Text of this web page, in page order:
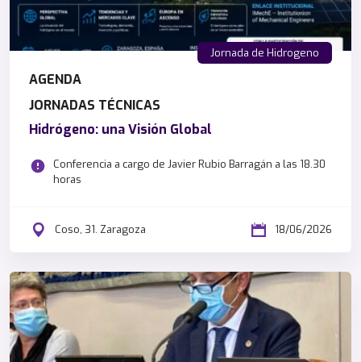
Jornada de Hidrogeno
AGENDA
JORNADAS TÉCNICAS
Hidrógeno: una Visión Global
Conferencia a cargo de Javier Rubio Barragán a las 18.30
horas
Coso, 31. Zaragoza 18/06/2026